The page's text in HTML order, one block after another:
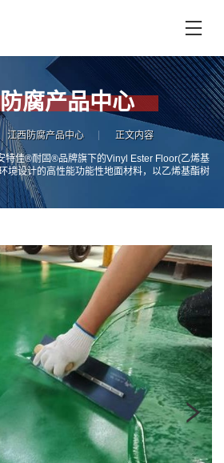
腐产品中心
江西防腐产品中心 正文内容
特佳®耐固®品牌旗下的Vinyl Ester Floor(乙烯基
境设计的高性能功能性地面材料，以乙烯基酯树
、耐碱、耐盐及耐化学溶剂侵蚀能力，同时具
的施工适应性，适用于化工、电镀、制药、污
等工业场所的地面防护。